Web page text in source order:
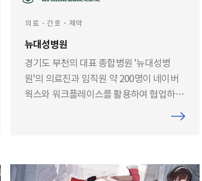
의료・간호・제약
뉴대성병원
경기도 부천의 대표 종합병원 '뉴대성병
원'의 의료진과 임직원 약 200명이 네이버
웍스와 워크플레이스를 활용하여 협업하고